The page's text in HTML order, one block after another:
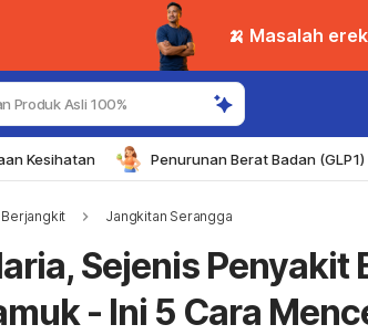
🍌 Masalah
Produk Asli 100%
Kesihatan Penurunan Berat Badan (GLP1)
Jangkitan Serangga
Sejenis Penyakit
- Ini 5 Cara